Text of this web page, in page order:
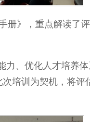
册》，重点解读了
力、优化人才培养
培训为契机，将评